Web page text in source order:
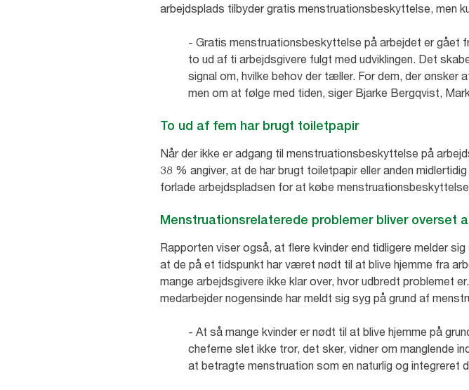
arbejdsplads tilbyder gratis menstruationsbeskyttelse, men
- Gratis menstruationsbeskyttelse på arbejdet er gået
to ud af ti arbejdsgivere fulgt med udviklingen. Det
signal om, hvilke behov der tæller. For dem, der
men om at følge med tiden, siger Bjarke Bergqvist,
To ud af fem har brugt toiletpapir
Når der ikke er adgang til menstruationsbeskyttelse på
38 % angiver, at de har brugt toiletpapir eller anden
forlade arbejdspladsen for at købe
Menstruationsrelaterede problemer bliver overset
Rapporten viser også, at flere kvinder end tidligere melder
at de på et tidspunkt har været nødt til at blive hjemme fra
mange arbejdsgivere ikke klar over, hvor udbredt problemet
medarbejder nogensinde har meldt sig syg på grund af
- At så mange kvinder er nødt til at blive hjemme på
cheferne slet ikke tror, det sker, vidner om manglende
at betragte menstruation som en naturlig og integreret